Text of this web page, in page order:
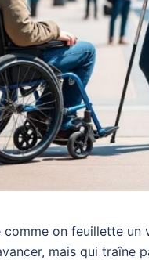
on feuillette un
mais qui traîne